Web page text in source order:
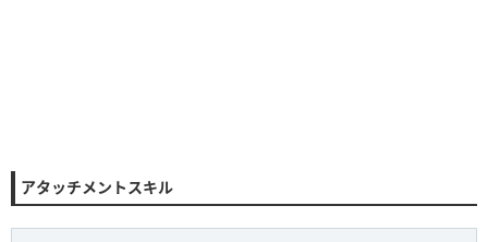
アタッチメントスキル